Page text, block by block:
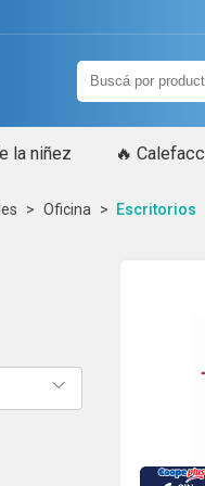
la niñez 🔥
Oficina Escritorios